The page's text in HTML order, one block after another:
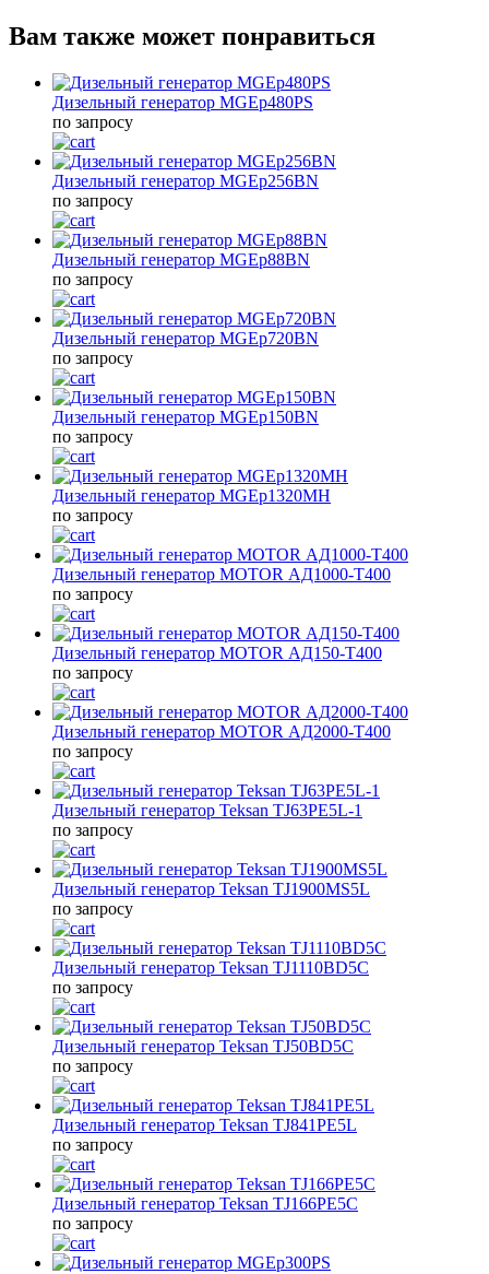
Вам также может понравиться
Дизельный генератор MGEp480PS
по запросу
Дизельный генератор MGEp256BN
по запросу
Дизельный генератор MGEp88BN
по запросу
Дизельный генератор MGEp720BN
по запросу
Дизельный генератор MGEp150BN
по запросу
Дизельный генератор MGEp1320MH
по запросу
Дизельный генератор MOTOR АД1000-T400
по запросу
Дизельный генератор MOTOR АД150-Т400
по запросу
Дизельный генератор MOTOR АД2000-Т400
по запросу
Дизельный генератор Teksan TJ63PE5L-1
по запросу
Дизельный генератор Teksan TJ1900MS5L
по запросу
Дизельный генератор Teksan TJ1110BD5C
по запросу
Дизельный генератор Teksan TJ50BD5C
по запросу
Дизельный генератор Teksan TJ841PE5L
по запросу
Дизельный генератор Teksan TJ166PE5C
по запросу